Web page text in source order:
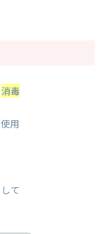
消毒
用
て